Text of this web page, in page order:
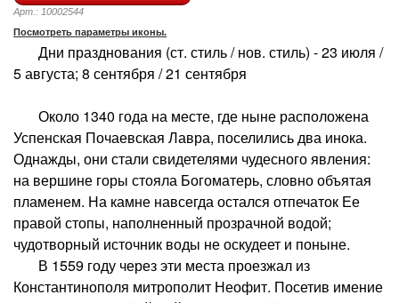
Арт.: 10002544
Посмотреть параметры иконы.
Дни празднования (ст. стиль / нов. стиль) - 23 июля /
5 августа; 8 сентября / 21 сентября
Около 1340 года на месте, где ныне расположена
Успенская Почаевская Лавра, поселились два инока.
Однажды, они стали свидетелями чудесного явления:
на вершине горы стояла Богоматерь, словно объятая
пламенем. На камне навсегда остался отпечаток Ее
правой стопы, наполненный прозрачной водой;
чудотворный источник воды не оскудеет и поныне.
В 1559 году через эти места проезжал из
Константинополя митрополит Неофит. Посетив имение